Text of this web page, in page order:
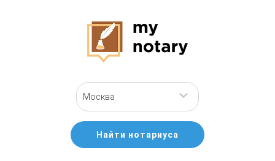
Москва
Найти нотариуса